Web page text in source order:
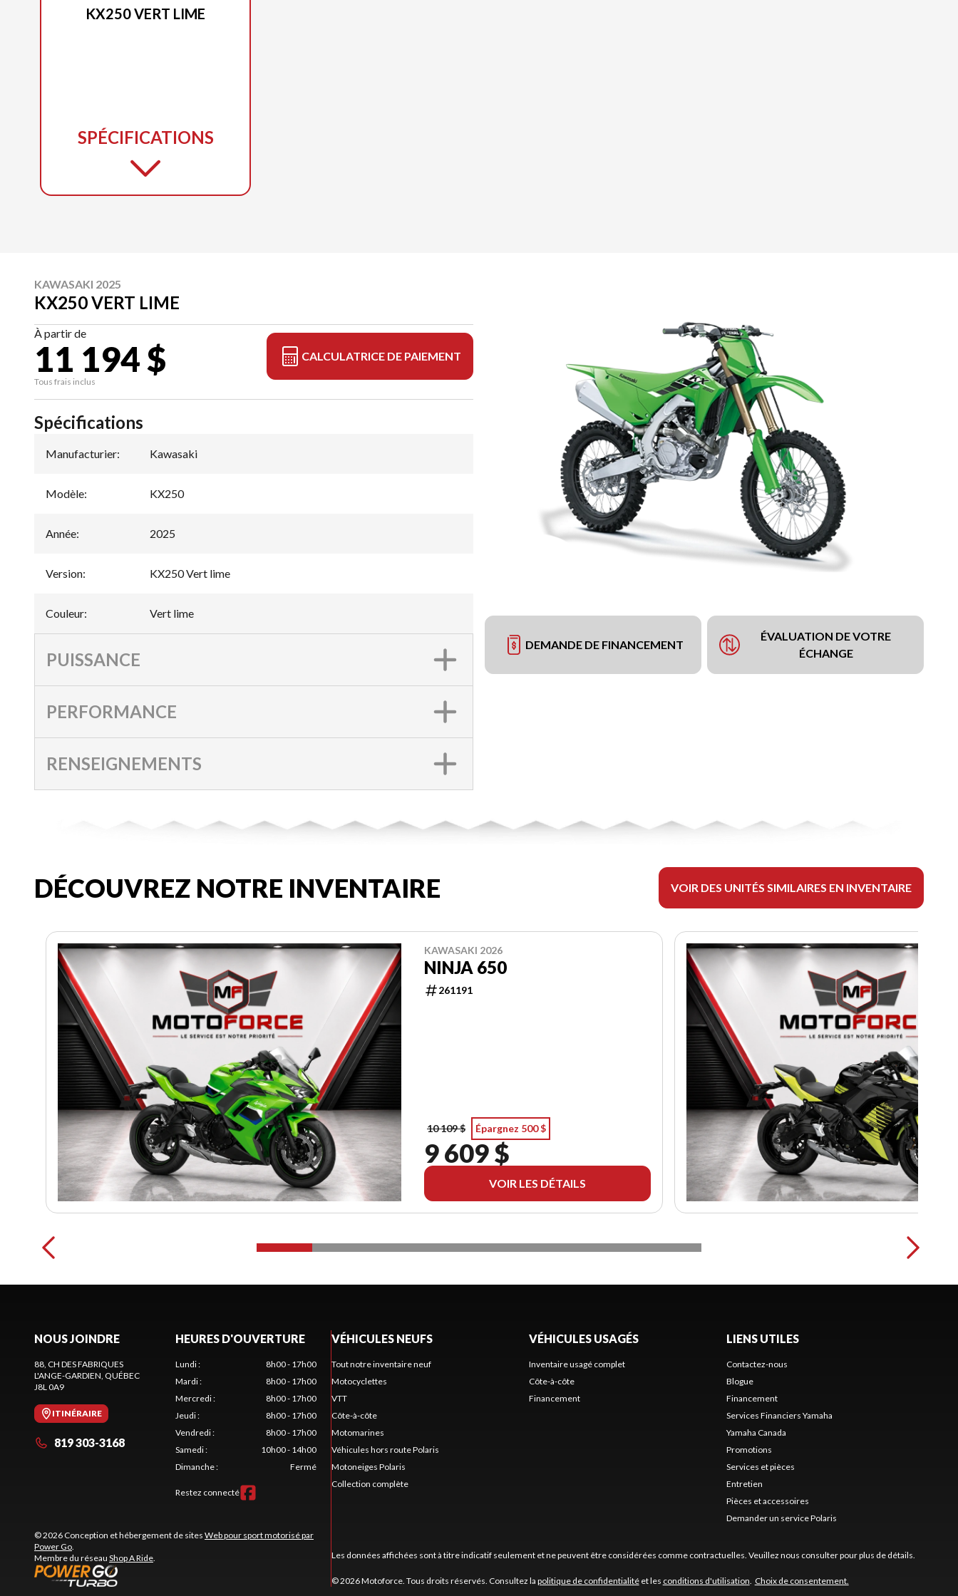
KX250 VERT LIME
SPÉCIFICATIONS
KAWASAKI 2025
KX250 VERT LIME
À partir de
11 194 $
Tous frais inclus
CALCULATRICE DE PAIEMENT
DEMANDE DE FINANCEMENT
ÉVALUATION DE VOTRE
ÉCHANGE
Spécifications
Manufacturier: Kawasaki
Modèle: KX250
Année: 2025
Version: KX250 Vert lime
Couleur: Vert lime
PUISSANCE
PERFORMANCE
RENSEIGNEMENTS
DÉCOUVREZ NOTRE INVENTAIRE VOIR DES UNITÉS SIMILAIRES EN INVENTAIRE
KAWASAKI 2026
NINJA 650
261191
10 109 $ Épargnez 500 $
9 609 $
VOIR LES DÉTAILS
NOUS JOINDRE
88, CH DES FABRIQUES
L'ANGE-GARDIEN , QUÉBEC
J8L 0A9
ITINÉRAIRE
819 303-3168
HEURES D'OUVERTURE
Lundi:
8h00 - 17h00
Mardi:
8h00 - 17h00
Mercredi:
8h00 - 17h00
Jeudi:
8h00 - 17h00
Vendredi:
8h00 - 17h00
Samedi:
10h00 - 14h00
Dimanche: Fermé
Restez connecté
© 2026 Conception et hébergement de sites Web pour sport motorisé par
Power Go
Membre du réseau Shop A Ride
VÉHICULES NEUFS
Tout notre inventaire neuf
Motocyclettes
VTT
Côte-à-côte
Motomarines
Véhicules hors route Polaris
Motoneiges Polaris
Collection complète
VÉHICULES USAGÉS
Inventaire usagé complet
Côte-à-côte
Financement
LIENS UTILES
Contactez-nous
Blogue
Financement
Services Financiers Yamaha
Yamaha Canada
Promotions
Services et pièces
Entretien
Pièces et accessoires
Demander un service Polaris
Les données affichées sont à titre indicatif seulement et ne peuvent être considérées comme contractuelles. Veuillez nous consulter pour plus de détails.
© 2026 Motoforce. Tous droits réservés. Consultez la politique de confidentialitéet les conditions d'utilisation Choix de consentement.